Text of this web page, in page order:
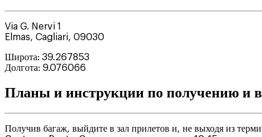
Via G. Nervi 1
Elmas, Cagliari, 09030
Широта: 39.267853
Долгота: 9.076066
Планы и инструкции по получению и
Получив багаж, выйдите в зал прилетов и, не выходя из